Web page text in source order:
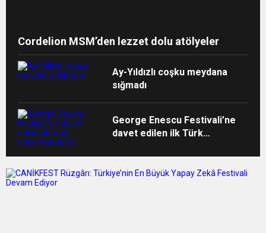
Cordelion MSM’den lezzet dolu atölyeler
Ay-Yıldızlı coşku meydana
sığmadı
George Enescu Festivali’ne
davet edilen ilk Türk
yurda döndü